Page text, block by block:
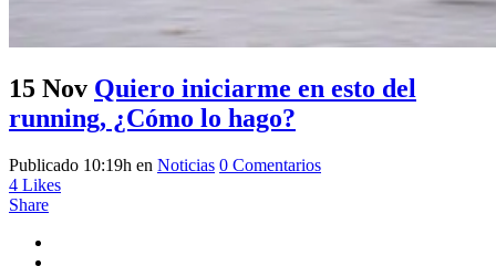
15 Nov Quiero iniciarme en esto del
running, ¿Cómo lo hago?
Publicado 10:19h en Noticias 0 Comentarios
4 Likes
Share